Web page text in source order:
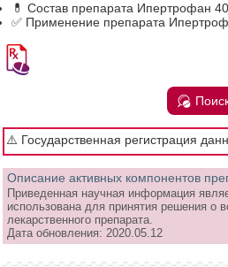
💊 Состав препарата Ипертрофан 40
✅ Применение препарата
⚠️ Государственная регистрация
Описание активных компонентов
Приведенная научная информация
использована для принятия решения о
лекарственного препарата.
Дата обновления: 2020.05.12